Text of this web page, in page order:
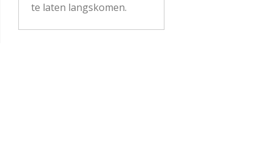
te laten langskomen.